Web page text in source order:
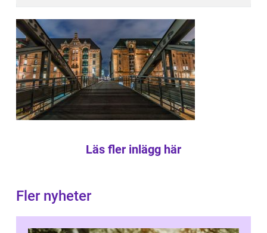
Läs fler inlägg här
Fler nyheter